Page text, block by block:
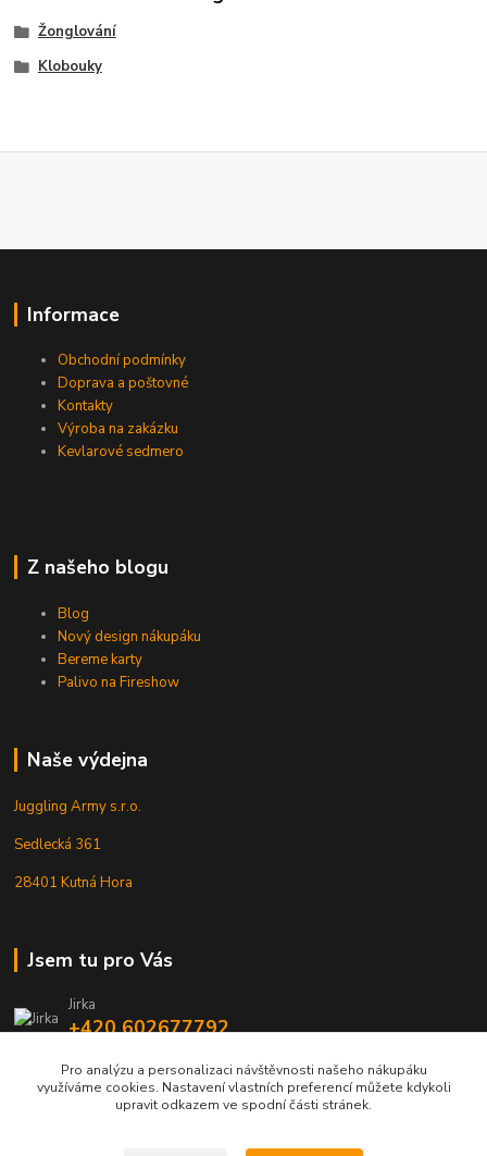
Žonglování
Klobouky
Informace
Obchodní podmínky
Doprava a poštovné
Kontakty
Výroba na zakázku
Kevlarové sedmero
Z našeho blogu
Blog
Nový design nákupáku
Bereme karty
Palivo na Fireshow
Naše výdejna
Juggling Army s.r.o.
Sedlecká 361
28401 Kutná Hora
Jsem tu pro Vás
Jirka
+420 602677792
info@jarmy.cz
Pro analýzu a personalizaci návštěvnosti našeho nákupáku
využíváme cookies. Nastavení vlastních preferencí můžete kdykoli
upravit odkazem ve spodní části stránek.